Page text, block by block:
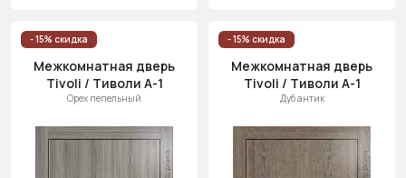
- 15% скидка
Межкомнатная дверь
Tivoli / Тиволи А-1
Орех пепельный
- 15% скидка
Межкомнатная дверь
Tivoli / Тиволи А-1
Дуб антик